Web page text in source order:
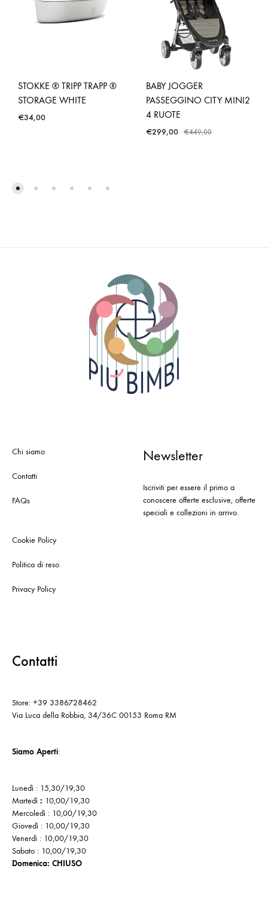
STOKKE ® TRIPP TRAPP ®
STORAGE WHITE
€34,00
BABY JOGGER
PASSEGGINO CITY MINI2
4 RUOTE
€299,00 €449,00
Chi siamo
Contatti
FAQs
Cookie Policy
Politica di reso
Privacy Policy
Newsletter
Iscriviti per essere il primo a
conoscere offerte esclusive, offerte
speciali e collezioni in arrivo.
Contatti
Store: +39 3386728462
Via Luca della Robbia, 34/36C 00153 Roma RM
Siamo Aperti:
Lunedì : 15,30/19,30
Martedì : 10,00/19,30
Mercoledì : 10,00/19,30
Giovedì : 10,00/19,30
Venerdì : 10,00/19,30
Sabato : 10,00/19,30
Domenica: CHIUSO